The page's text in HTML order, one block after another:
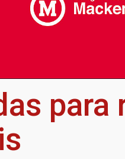
para